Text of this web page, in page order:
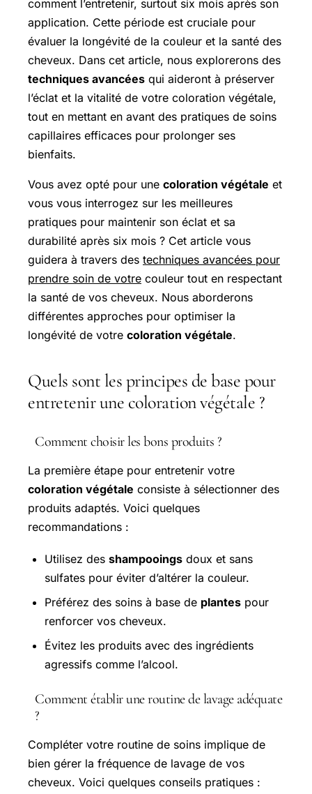
comment l’entretenir, surtout six mois après son
application. Cette période est cruciale pour
évaluer la longévité de la couleur et la santé des
cheveux. Dans cet article, nous explorerons des
techniques avancées qui aideront à préserver
l’éclat et la vitalité de votre coloration végétale,
tout en mettant en avant des pratiques de soins
capillaires efficaces pour prolonger ses
bienfaits.
Vous avez opté pour une coloration végétale et
vous vous interrogez sur les meilleures
pratiques pour maintenir son éclat et sa
durabilité après six mois ? Cet article vous
guidera à travers des techniques avancées pour
prendre soin de votre couleur tout en respectant
la santé de vos cheveux. Nous aborderons
différentes approches pour optimiser la
longévité de votre coloration végétale.
Quels sont les principes de base pour
entretenir une coloration végétale ?
Comment choisir les bons produits ?
La première étape pour entretenir votre
coloration végétale consiste à sélectionner des
produits adaptés. Voici quelques
recommandations :
Utilisez des shampooings doux et sans
sulfates pour éviter d’altérer la couleur.
Préférez des soins à base de plantes pour
renforcer vos cheveux.
Évitez les produits avec des ingrédients
agressifs comme l’alcool.
Comment établir une routine de lavage adéquate
?
Compléter votre routine de soins implique de
bien gérer la fréquence de lavage de vos
cheveux. Voici quelques conseils pratiques :